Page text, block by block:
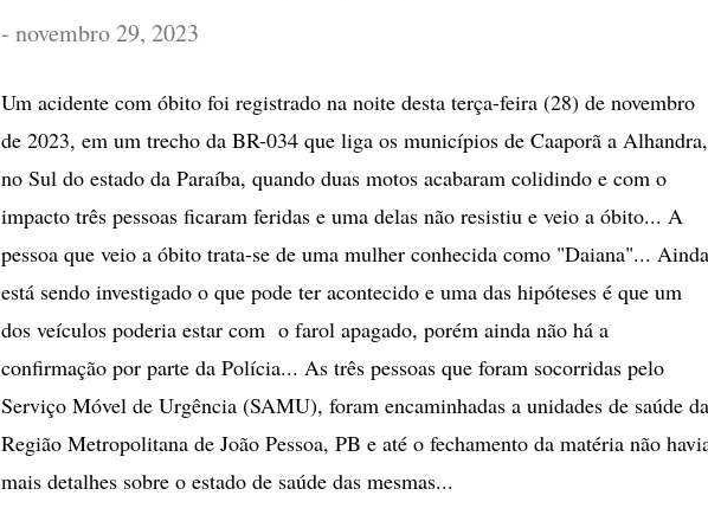
- novembro 29, 2023
Um acidente com óbito foi registrado na noite desta terça-feira (28) de novembro
de 2023, em um trecho da BR-034 que liga os municípios de Caaporã a Alhandra,
no Sul do estado da Paraíba, quando duas motos acabaram colidindo e com o
impacto três pessoas ficaram feridas e uma delas não resistiu e veio a óbito... A
pessoa que veio a óbito trata-se de uma mulher conhecida como "Daiana"... Ainda
está sendo investigado o que pode ter acontecido e uma das hipóteses é que um
dos veículos poderia estar com o farol apagado, porém ainda não há a
confirmação por parte da Polícia... As três pessoas que foram socorridas pelo
Serviço Móvel de Urgência (SAMU), foram encaminhadas a unidades de saúde da
Região Metropolitana de João Pessoa, PB e até o fechamento da matéria não
mais detalhes sobre o estado de saúde das mesmas...